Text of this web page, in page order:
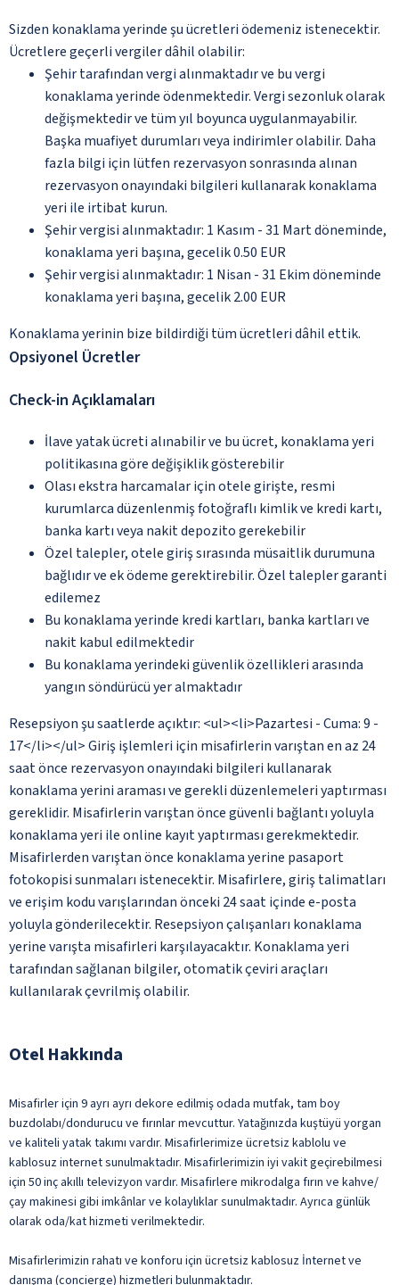
Sizden konaklama yerinde şu ücretleri ödemeniz istenecektir.
Ücretlere geçerli vergiler dâhil olabilir:
Şehir tarafından vergi alınmaktadır ve bu vergi
konaklama yerinde ödenmektedir. Vergi sezonluk olarak
değişmektedir ve tüm yıl boyunca uygulanmayabilir.
Başka muafiyet durumları veya indirimler olabilir. Daha
fazla bilgi için lütfen rezervasyon sonrasında alınan
rezervasyon onayındaki bilgileri kullanarak konaklama
yeri ile irtibat kurun.
Şehir vergisi alınmaktadır: 1 Kasım - 31 Mart döneminde,
konaklama yeri başına, gecelik 0.50 EUR
Şehir vergisi alınmaktadır: 1 Nisan - 31 Ekim döneminde
konaklama yeri başına, gecelik 2.00 EUR
Konaklama yerinin bize bildirdiği tüm ücretleri dâhil ettik.
Opsiyonel Ücretler
Check-in Açıklamaları
İlave yatak ücreti alınabilir ve bu ücret, konaklama yeri
politikasına göre değişiklik gösterebilir
Olası ekstra harcamalar için otele girişte, resmi
kurumlarca düzenlenmiş fotoğraflı kimlik ve kredi kartı,
banka kartı veya nakit depozito gerekebilir
Özel talepler, otele giriş sırasında müsaitlik durumuna
bağlıdır ve ek ödeme gerektirebilir. Özel talepler garanti
edilemez
Bu konaklama yerinde kredi kartları, banka kartları ve
nakit kabul edilmektedir
Bu konaklama yerindeki güvenlik özellikleri arasında
yangın söndürücü yer almaktadır
Resepsiyon şu saatlerde açıktır: <ul><li>Pazartesi - Cuma: 9 -
17</li></ul> Giriş işlemleri için misafirlerin varıştan en az 24
saat önce rezervasyon onayındaki bilgileri kullanarak
konaklama yerini araması ve gerekli düzenlemeleri yaptırması
gereklidir. Misafirlerin varıştan önce güvenli bağlantı yoluyla
konaklama yeri ile online kayıt yaptırması gerekmektedir.
Misafirlerden varıştan önce konaklama yerine pasaport
fotokopisi sunmaları istenecektir. Misafirlere, giriş talimatları
ve erişim kodu varışlarından önceki 24 saat içinde e-posta
yoluyla gönderilecektir. Resepsiyon çalışanları konaklama
yerine varışta misafirleri karşılayacaktır. Konaklama yeri
tarafından sağlanan bilgiler, otomatik çeviri araçları
kullanılarak çevrilmiş olabilir.
Otel Hakkında
Misafirler için 9 ayrı ayrı dekore edilmiş odada mutfak, tam boy
buzdolabı/dondurucu ve fırınlar mevcuttur. Yatağınızda kuştüyü yorgan
ve kaliteli yatak takımı vardır. Misafirlerimize ücretsiz kablolu ve
kablosuz internet sunulmaktadır. Misafirlerimizin iyi vakit geçirebilmesi
için 50 inç akıllı televizyon vardır. Misafirlere mikrodalga fırın ve kahve/
çay makinesi gibi imkânlar ve kolaylıklar sunulmaktadır. Ayrıca günlük
olarak oda/kat hizmeti verilmektedir.
Misafirlerimizin rahatı ve konforu için ücretsiz kablosuz İnternet ve
danışma (concierge) hizmetleri bulunmaktadır.